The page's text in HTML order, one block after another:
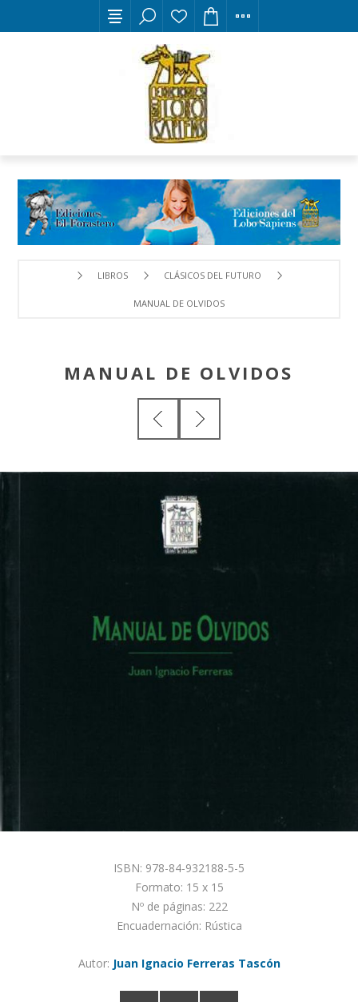
LIBROS CLÁSICOS DEL FUTURO
MANUAL DE OLVIDOS
MANUAL DE OLVIDOS
ISBN: 978-84-932188-5-5
Formato: 15 x 15
Nº de páginas: 222
Encuadernación: Rústica
Autor: Juan Ignacio Ferreras Tascón